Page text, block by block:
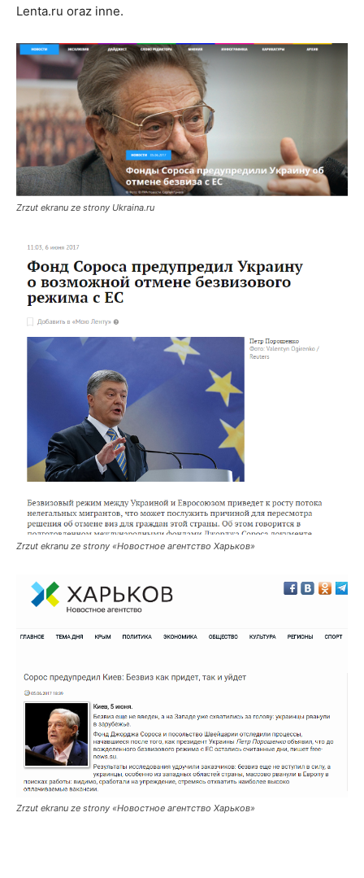
Lenta.ru oraz inne.
Zrzut ekranu ze strony Ukraina.ru
Zrzut ekranu ze strony «Новостное агентство Харьков»
Zrzut ekranu ze strony «Новостное агентство Харьков»